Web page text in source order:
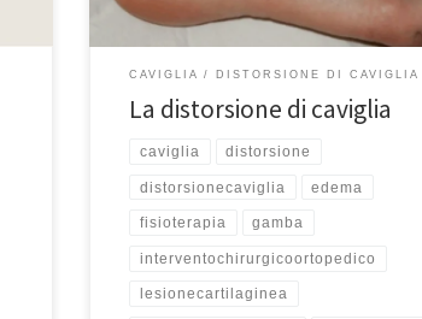
CAVIGLIA DISTORSIONE DI CAVIGLIA
La distorsione di caviglia
caviglia distorsione
distorsionecaviglia edema
fisioterapia gamba
interventochirurgicoortopedico
lesionecartilaginea